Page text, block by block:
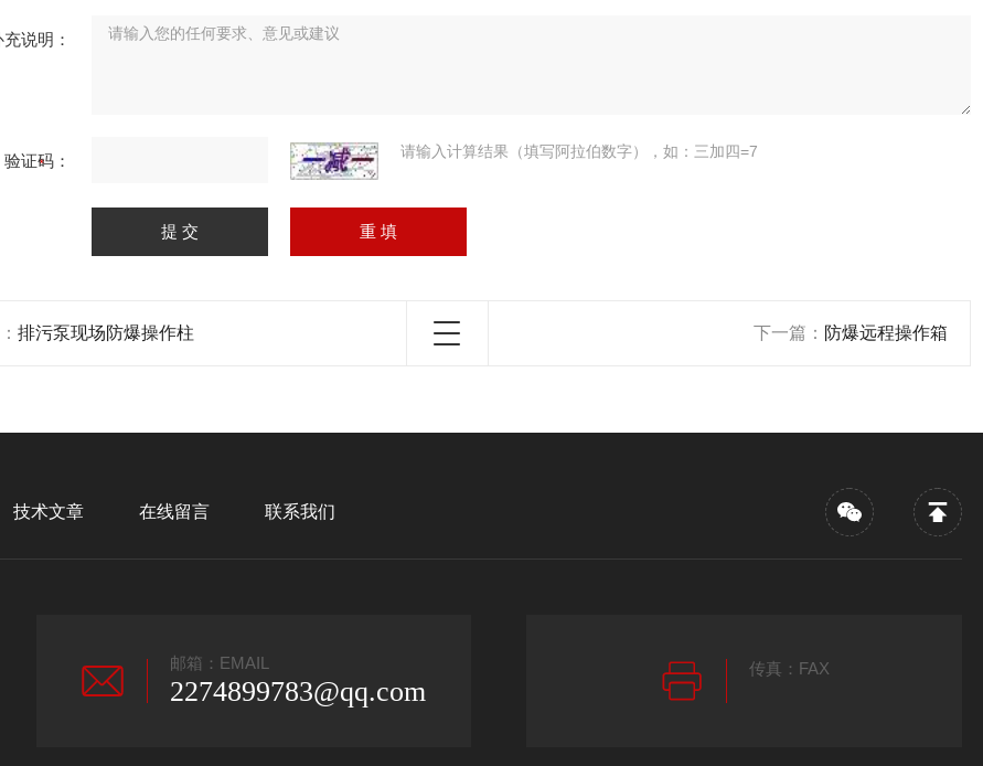
充说明：
验证码： 请输入计算结果（填写阿拉伯数字），如：三加四=7
排污泵现场防爆操作柱 下一篇： 防爆远程操作箱
技术文章 在线留言 联系我们
邮箱：EMAIL
2274899783@qq.com
传真：FAX